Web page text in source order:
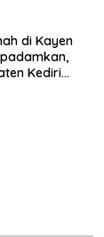
di Kayen
Kediri